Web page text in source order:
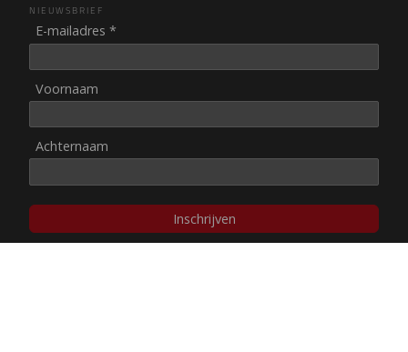
NIEUWSBRIEF
E-mailadres *
Voornaam
Achternaam
Inschrijven